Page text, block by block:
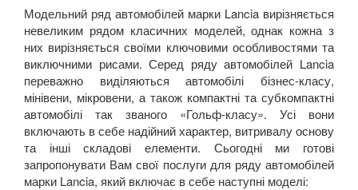
Модельний ряд автомобілей марки Lancia вирізняється
невеликим рядом класичних моделей, однак кожна з
них вирізняється своїми ключовими особливостями та
виключними рисами. Серед ряду автомобілей Lancia
переважно виділяються автомобілі бізнес-класу,
мінівени, мікровени, а також компактні та субкомпактні
автомобілі так званого «Гольф-класу». Усі вони
включають в себе надійний характер, витривалу основу
та інші складові елементи. Сьогодні ми готові
запропонувати Вам свої послуги для ряду автомобілей
марки Lancia, який включає в себе наступні моделі: